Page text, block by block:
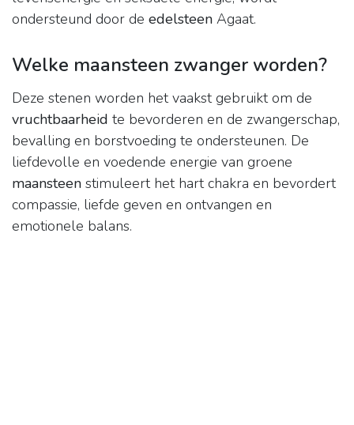
ondersteund door de edelsteen Agaat.
Welke maansteen zwanger worden?
Deze stenen worden het vaakst gebruikt om de
vruchtbaarheid te bevorderen en de zwangerschap,
bevalling en borstvoeding te ondersteunen. De
liefdevolle en voedende energie van groene
maansteen stimuleert het hart chakra en bevordert
compassie, liefde geven en ontvangen en
emotionele balans.